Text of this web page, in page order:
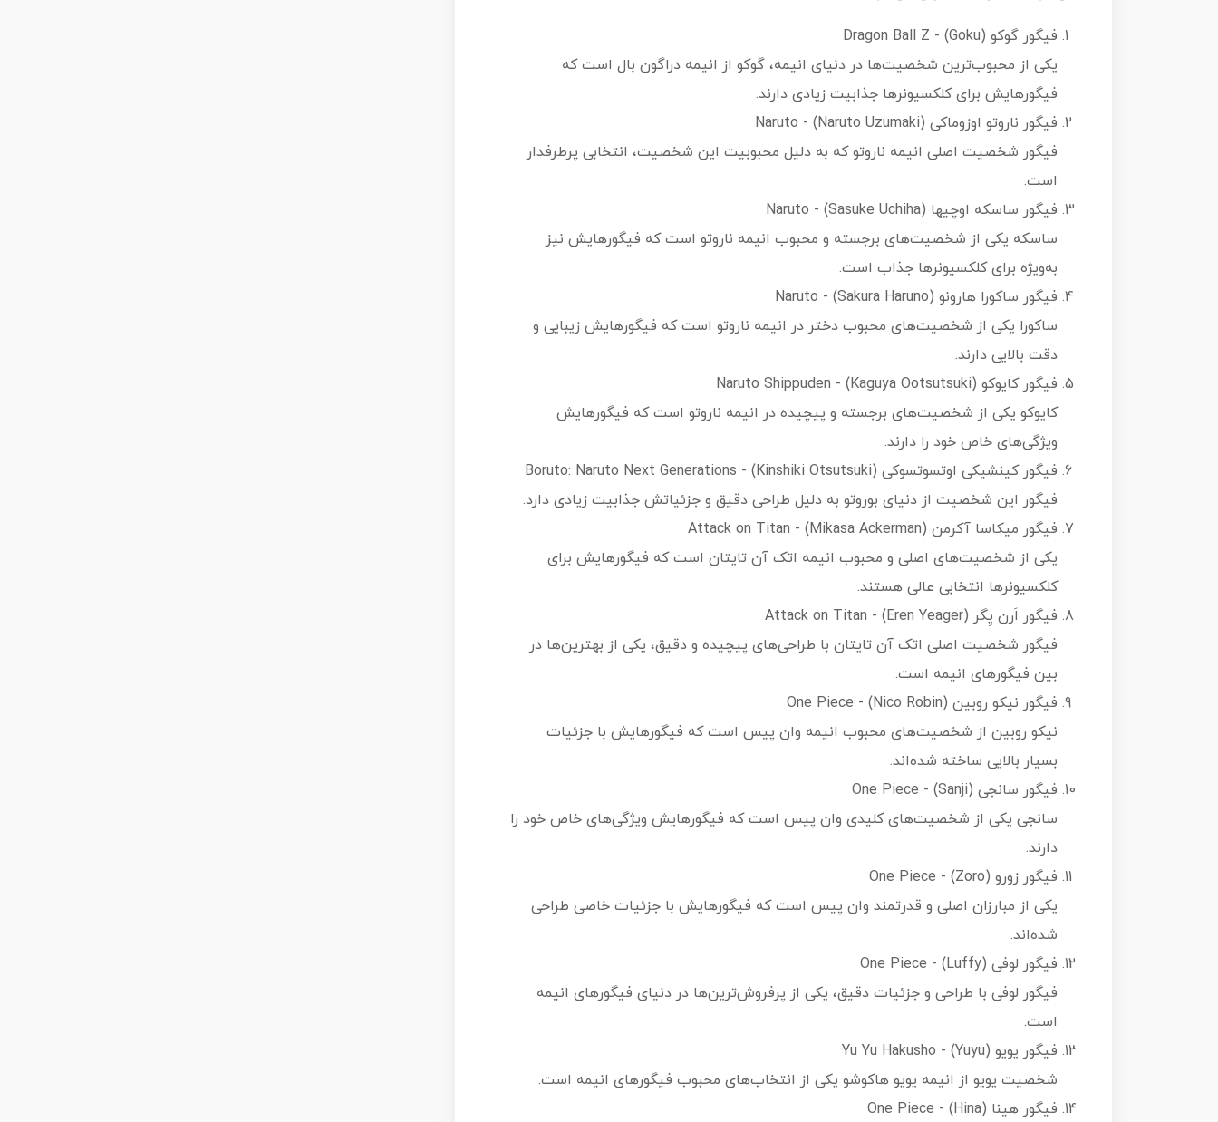
فیگور گوكو (Goku) - Dragon Ball Z
یکی از محبوب‌ترین شخصیت‌ها در دنیای انیمه، گوكو از انیمه دراگون بال است که
فیگورهایش برای کلکسیونرها جذابیت زیادی دارند.
فیگور ناروتو اوزوماکی (Naruto Uzumaki) - Naruto
فیگور شخصیت اصلی انیمه ناروتو که به دلیل محبوبیت این شخصیت، انتخابی پرطرفدار
است.
فیگور ساسکه اوچیها (Sasuke Uchiha) - Naruto
ساسکه یکی از شخصیت‌های برجسته و محبوب انیمه ناروتو است که فیگورهایش نیز
به‌ویژه برای کلکسیونرها جذاب است.
فیگور ساکورا هارونو (Sakura Haruno) - Naruto
ساکورا یکی از شخصیت‌های محبوب دختر در انیمه ناروتو است که فیگورهایش زیبایی و
دقت بالایی دارند.
فیگور کایوکو (Kaguya Ootsutsuki) - Naruto Shippuden
کایوکو یکی از شخصیت‌های برجسته و پیچیده در انیمه ناروتو است که فیگورهایش
ویژگی‌های خاص خود را دارند.
فیگور کینشیکی اوتسوتسوکی (Kinshiki Otsutsuki) - Boruto: Naruto Next Generations
فیگور این شخصیت از دنیای بوروتو به دلیل طراحی دقیق و جزئیاتش جذابیت زیادی دارد.
فیگور میکاسا آکرمن (Mikasa Ackerman) - Attack on Titan
یکی از شخصیت‌های اصلی و محبوب انیمه اتک آن تایتان است که فیگورهایش برای
کلکسیونرها انتخابی عالی هستند.
فیگور اَرن یِگر (Eren Yeager) - Attack on Titan
فیگور شخصیت اصلی اتک آن تایتان با طراحی‌های پیچیده و دقیق، یکی از بهترین‌ها در
بین فیگورهای انیمه است.
فیگور نیکو روبین (Nico Robin) - One Piece
نیکو روبین از شخصیت‌های محبوب انیمه وان پیس است که فیگورهایش با جزئیات
بسیار بالایی ساخته شده‌اند.
فیگور سانجی (Sanji) - One Piece
سانجی یکی از شخصیت‌های کلیدی وان پیس است که فیگورهایش ویژگی‌های خاص خود را
دارند.
فیگور زورو (Zoro) - One Piece
یکی از مبارزان اصلی و قدرتمند وان پیس است که فیگورهایش با جزئیات خاصی طراحی
شده‌اند.
فیگور لوفی (Luffy) - One Piece
فیگور لوفی با طراحی و جزئیات دقیق، یکی از پرفروش‌ترین‌ها در دنیای فیگورهای انیمه
است.
فیگور یویو (Yuyu) - Yu Yu Hakusho
شخصیت یویو از انیمه یویو هاکوشو یکی از انتخاب‌های محبوب فیگورهای انیمه است.
فیگور هینا (Hina) - One Piece